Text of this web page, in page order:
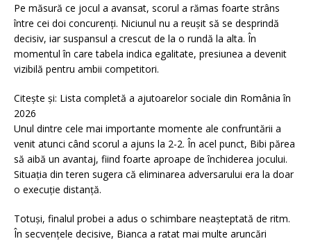
Pe măsură ce jocul a avansat, scorul a rămas foarte strâns
între cei doi concurenți. Niciunul nu a reușit să se desprindă
decisiv, iar suspansul a crescut de la o rundă la alta. În
momentul în care tabela indica egalitate, presiunea a devenit
vizibilă pentru ambii competitori.
Citește și: Lista completă a ajutoarelor sociale din România în
2026
Unul dintre cele mai importante momente ale confruntării a
venit atunci când scorul a ajuns la 2-2. În acel punct, Bibi părea
să aibă un avantaj, fiind foarte aproape de închiderea jocului.
Situația din teren sugera că eliminarea adversarului era la doar
o execuție distanță.
Totuși, finalul probei a adus o schimbare neașteptată de ritm.
În secvențele decisive, Bianca a ratat mai multe aruncări